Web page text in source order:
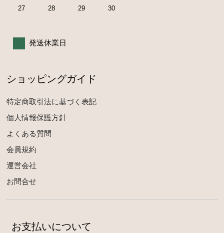
27 28 29 30
発送休業日
ショッピングガイド
特定商取引法に基づく表記
個人情報保護方針
よくある質問
会員規約
運営会社
お問合せ
お支払いについて